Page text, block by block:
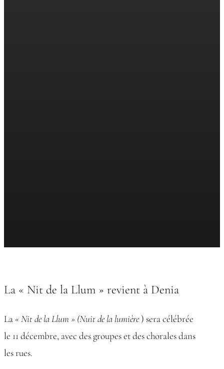
La « Nit de la Llum » revient à Denia
La « Nit de la Llum » (Nuit de la lumière) sera célébrée
le 11 décembre, avec des groupes et des chorales dans
les rues.